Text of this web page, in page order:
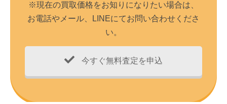
※現在の買取価格をお知りになりたい場合は、
お電話やメール、LINEにてお問い合わせくださ
い。
今すぐ無料査定を申込